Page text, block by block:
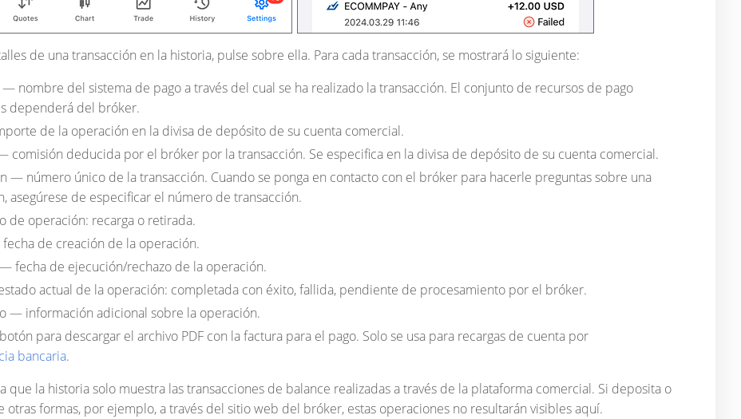
de una transacción en la historia, pulse sobre ella. Para cada transacción, se mostrará lo siguiente:
nombre del sistema de pago a través del cual se ha realizado la transacción. El conjunto de recursos de pago
dependerá del bróker.
de la operación en la divisa de depósito de su cuenta comercial.
comisión deducida por el bróker por la transacción. Se especifica en la divisa de depósito de su cuenta comercial.
— número único de la transacción. Cuando se ponga en contacto con el bróker para hacerle preguntas sobre una
asegúrese de especificar el número de transacción.
de operación: recarga o retirada.
de creación de la operación.
fecha de ejecución/rechazo de la operación.
actual de la operación: completada con éxito, fallida, pendiente de procesamiento por el bróker.
— información adicional sobre la operación.
para descargar el archivo PDF con la factura para el pago. Solo se usa para recargas de cuenta por
bancaria.
que la historia solo muestra las transacciones de balance realizadas a través de la plataforma comercial. Si deposita o
otras formas, por ejemplo, a través del sitio web del bróker, estas operaciones no resultarán visibles aquí.